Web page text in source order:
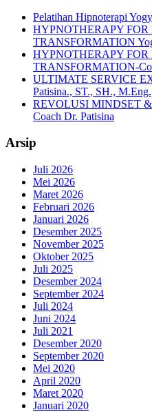
Pelatihan Hipnoterapi
HYPNOTHERAPY
TRANSFORMATION
HYPNOTHERAPY
TRANSFORMATION-
ULTIMATE SERVICE
Patisina., ST., SH.,
REVOLUSI MINDSET
Coach Dr. Patisina
Arsip
Juli 2026
Mei 2026
Maret 2026
Februari 2026
Januari 2026
Desember 2025
November 2025
Oktober 2025
Juli 2025
Desember 2024
September 2024
Juli 2024
Juni 2024
Juli 2021
Desember 2020
September 2020
Mei 2020
April 2020
Maret 2020
Januari 2020